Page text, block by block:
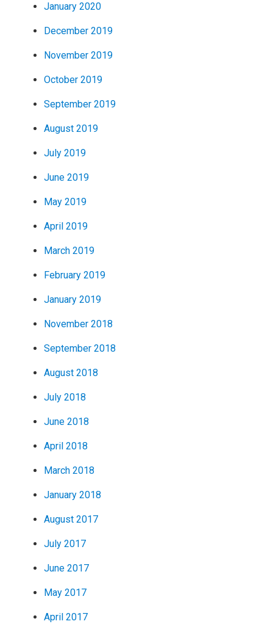
January 2020
December 2019
November 2019
October 2019
September 2019
August 2019
July 2019
June 2019
May 2019
April 2019
March 2019
February 2019
January 2019
November 2018
September 2018
August 2018
July 2018
June 2018
April 2018
March 2018
January 2018
August 2017
July 2017
June 2017
May 2017
April 2017